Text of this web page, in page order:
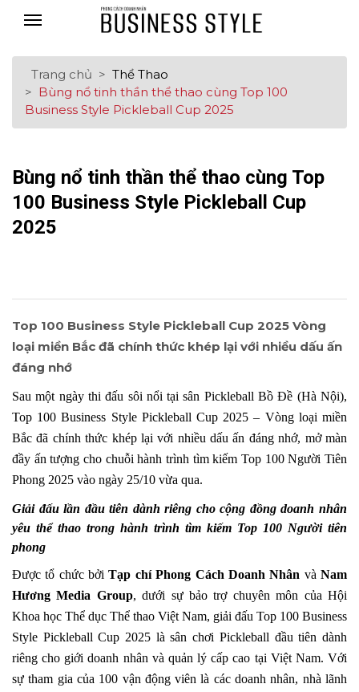
Trang chủ
Thể Thao
Bùng nổ tinh thần thể thao cùng Top 100
Business Style Pickleball Cup 2025
Bùng nổ tinh thần thể thao cùng Top
100 Business Style Pickleball Cup
2025
Top 100 Business Style Pickleball Cup 2025 Vòng
loại miền Bắc đã chính thức khép lại với nhiều dấu ấn
đáng nhớ
Sau một ngày thi đấu sôi nổi tại sân Pickleball Bồ Đề (Hà Nội),
Top 100 Business Style Pickleball Cup 2025 – Vòng loại miền
Bắc đã chính thức khép lại với nhiều dấu ấn đáng nhớ, mở màn
đầy ấn tượng cho chuỗi hành trình tìm kiếm Top 100 Người Tiên
Phong 2025 vào ngày 25/10 vừa qua.
Giải đấu lần đầu tiên dành riêng cho cộng đồng doanh nhân
yêu thể thao trong hành trình tìm kiếm Top 100 Người tiên
phong
Được tổ chức bởiTạp chí Phong Cách Doanh Nhân vàNam
Hương Media Group, dưới sự bảo trợ chuyên môn của Hội
Khoa học Thể dục Thể thao Việt Nam, giải đấu Top 100 Business
Style Pickleball Cup 2025 là sân chơi Pickleball đầu tiên dành
riêng cho giới doanh nhân và quản lý cấp cao tại Việt Nam. Với
sự tham gia của 100 vận động viên là các doanh nhân, nhà lãnh